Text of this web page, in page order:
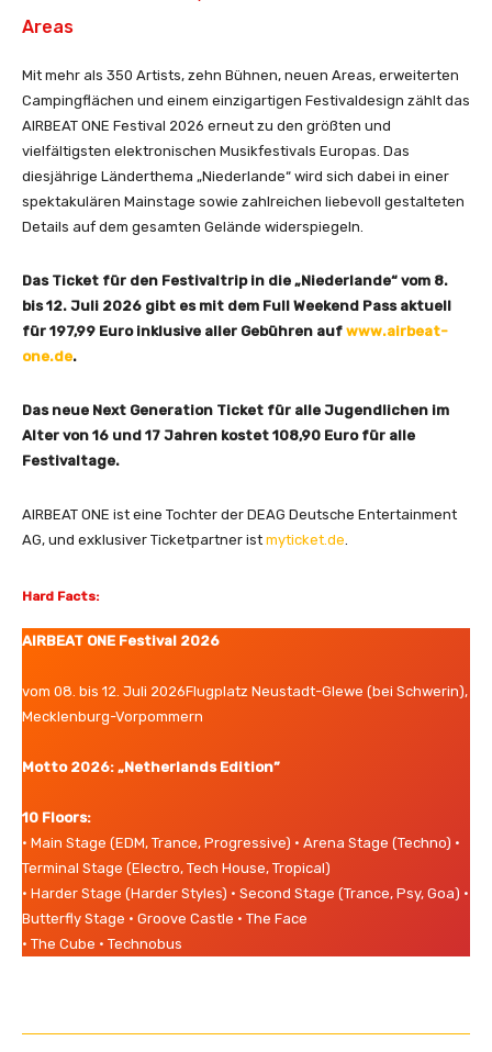
Areas
Mit mehr als 350 Artists, zehn Bühnen, neuen Areas, erweiterten
Campingflächen und einem einzigartigen Festivaldesign zählt das
AIRBEAT ONE Festival 2026 erneut zu den größten und
vielfältigsten elektronischen Musikfestivals Europas. Das
diesjährige Länderthema „Niederlande“ wird sich dabei in einer
spektakulären Mainstage sowie zahlreichen liebevoll gestalteten
Details auf dem gesamten Gelände widerspiegeln.
Das Ticket für den Festivaltrip in die „Niederlande“ vom 8.
bis 12. Juli 2026 gibt es mit dem Full Weekend Pass aktuell
für 197,99 Euro inklusive aller Gebühren auf www.airbeat-
one.de.
Das neue Next Generation Ticket für alle Jugendlichen im
Alter von 16 und 17 Jahren kostet 108,90 Euro für alle
Festivaltage.
AIRBEAT ONE ist eine Tochter der DEAG Deutsche Entertainment
AG, und exklusiver Ticketpartner ist myticket.de
Hard Facts:
AIRBEAT ONE Festival 2026
vom 08. bis 12. Juli 2026Flugplatz Neustadt-Glewe (bei Schwerin),
Mecklenburg-Vorpommern
Motto 2026: „Netherlands Edition”
10 Floors:
• Main Stage (EDM, Trance, Progressive) • Arena Stage (Techno) •
Terminal Stage (Electro, Tech House, Tropical)
• Harder Stage (Harder Styles) • Second Stage (Trance, Psy, Goa) •
Butterfly Stage • Groove Castle • The Face
• The Cube • Technobus